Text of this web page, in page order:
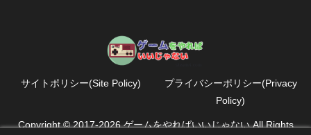
サイトポリシー(Site Policy)
プライバシーポリシー(Privacy
Policy)
Copyright © 2017-2026 ゲームをやればいいじゃない All Rights